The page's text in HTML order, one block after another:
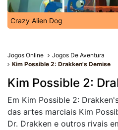
Crazy Alien Dog
Jogos Online
Jogos De Aventura
Kim Possible 2: Drakken's Demise
Kim Possible 2:
Em Kim Possible 2:
das artes marciais Kim
Dr. Drakken e outros rivais